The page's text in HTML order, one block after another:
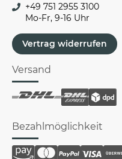
+49 751 2955 3100
Mo-Fr, 9-16 Uhr
Vertrag widerrufen
Versand
Bezahlmöglichkeit